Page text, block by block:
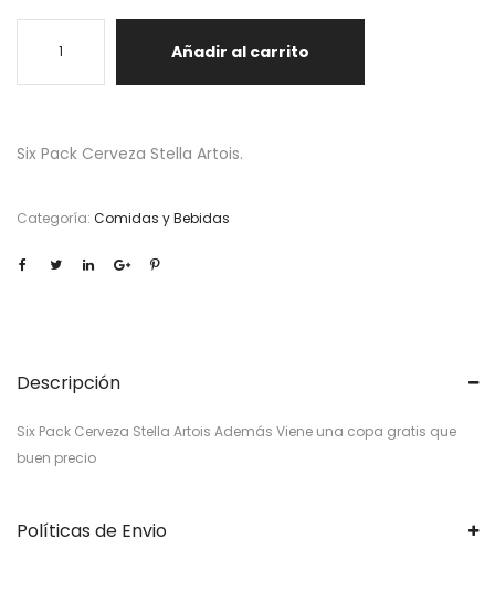
Añadir al carrito
Six Pack Cerveza Stella Artois.
Categoría: Comidas y Bebidas
Descripción
Six Pack Cerveza Stella Artois Además Viene una copa gratis que
buen precio
Políticas de Envio